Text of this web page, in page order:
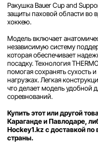
Ракушка Bauer Cup and
защиты паховой области во
хоккею.
Модель включает
независимую систему
которая обеспечивает
посадку. Технология
помогая сохранять сухость
нагрузках. Легкая
что делает модель удобной
соревнований.
Купить этот или другой
Караганде и Павлодаре,
Hockey1.kz с доставкой по
страны.